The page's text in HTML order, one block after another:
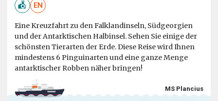
EN
Eine Kreuzfahrt zu den Falklandinseln, Südgeorgien
und der Antarktischen Halbinsel. Sehen Sie einige der
schönsten Tierarten der Erde. Diese Reise wird Ihnen
mindestens 6 Pinguinarten und eine ganze Menge
antarktischer Robben näher bringen!
MS Plancius